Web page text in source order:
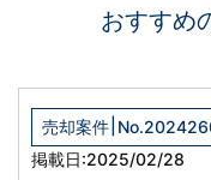
おすすめ
売却案件
掲載日:2025/02/28